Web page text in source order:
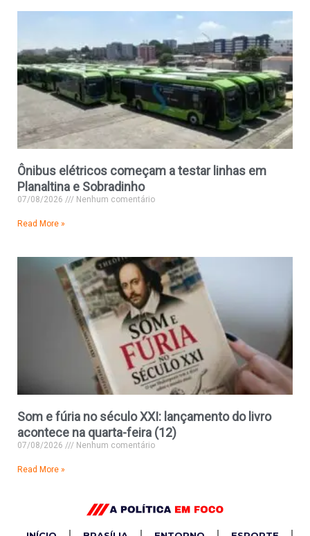
Ônibus elétricos começam a testar linhas em
Planaltina e Sobradinho
07/08/2026 Nenhum comentário
Read More »
Som e fúria no século XXI: lançamento do livro
acontece na quarta-feira (12)
07/08/2026 Nenhum comentário
Read More »